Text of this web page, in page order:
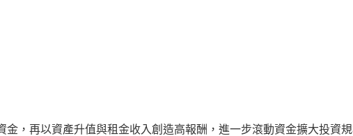
金，再以資產升值與租金收入創造高報酬，進一步滾動資金擴大投資